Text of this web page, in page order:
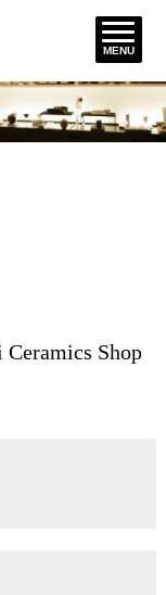
MENU
Shop